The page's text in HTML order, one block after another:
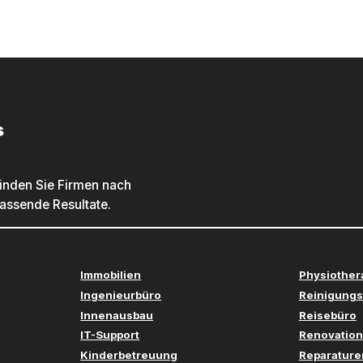
Sie Firmen nach
Resultate.
Immobilien
Ingenieurbüro
Innenausbau
IT-Support
Kinderbetreuung
Reisebüro
Renovation